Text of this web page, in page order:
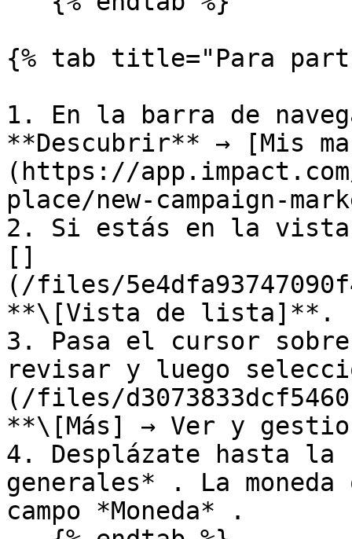
{% tab title="Para
1. En la barra de
**Descubrir** → [Mis
(https://
place/new-campaign-
2. Si estás en la vista
[]
(/files/
**\[Vista de lista]**.
3. Pasa el cursor
revisar y luego
(/files/
**\[Más] → Ver y
4. Desplázate hasta la
generales* . La
campo *Moneda* .